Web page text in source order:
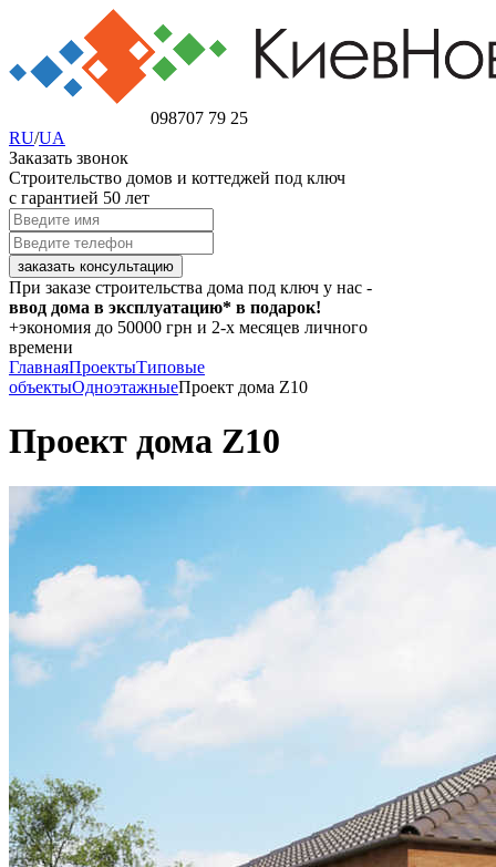
098707 79 25
RU/UA
Заказать звонок
Строительство домов и коттеджей под ключ
с гарантией 50 лет
При заказе строительства дома под ключ у нас -
ввод дома в эксплуатацию* в подарок!
+экономия до 50000 грн и 2-х месяцев личного
времени
ГлавнаяПроектыТиповые
объектыОдноэтажныеПроект дома Z10
Проект дома Z10